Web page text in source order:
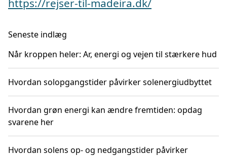
https://rejser-til-madeira.dk/
Seneste indlæg
Når kroppen heler: Ar, energi og vejen til stærkere hud
Hvordan solopgangstider påvirker solenergiudbyttet
Hvordan grøn energi kan ændre fremtiden: opdag
svarene her
Hvordan solens op- og nedgangstider påvirker